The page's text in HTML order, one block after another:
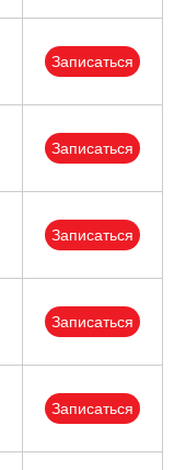
Записаться
Записаться
Записаться
Записаться
Записаться